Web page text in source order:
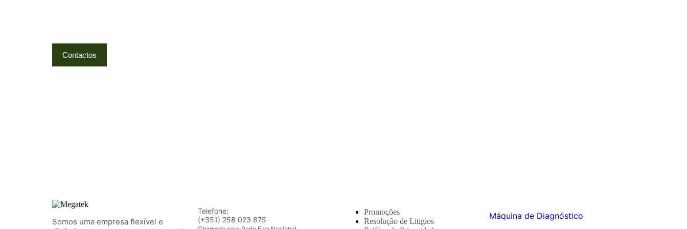
Contactos
Somos uma empresa flexível e
Telefone:
(+351) 258 023 875
Promoções
Resolução de Litigios
Máquina de Diagnóstico